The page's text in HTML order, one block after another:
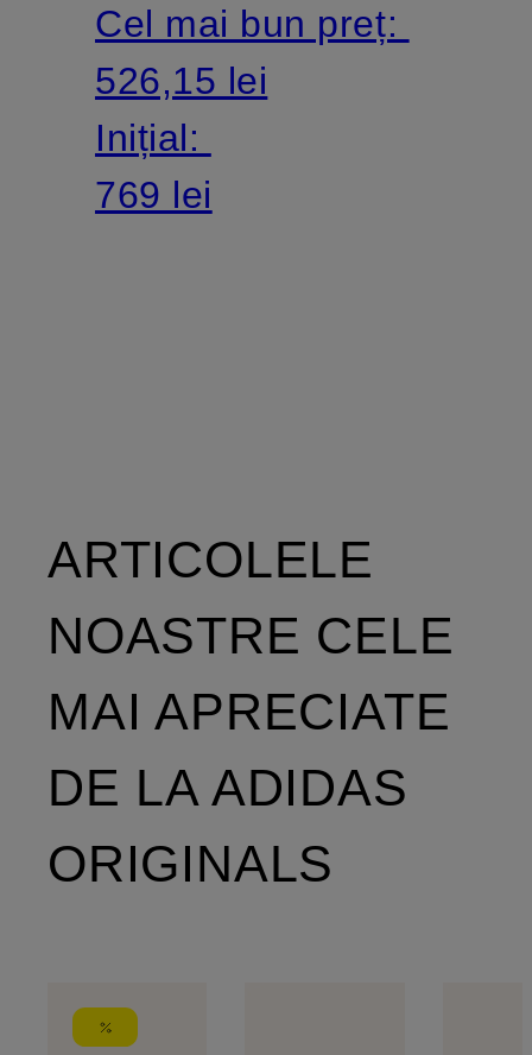
PREMIUM
3S
Cel mai bun preț:
526,15 lei
Inițial:
769 lei
ARTICOLELE
NOASTRE CELE
MAI APRECIATE
DE LA ADIDAS
ORIGINALS